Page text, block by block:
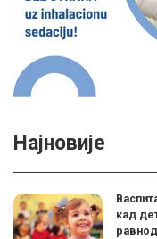
Најновије
кад